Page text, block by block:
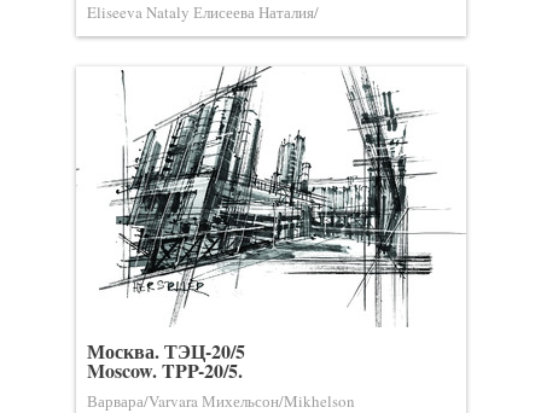
Eliseeva Nataly Елисеева Наталия/
Москва. ТЭЦ-20/5
Moscow. TPP-20/5.
Варвара/Varvara Михельсон/Mikhelson